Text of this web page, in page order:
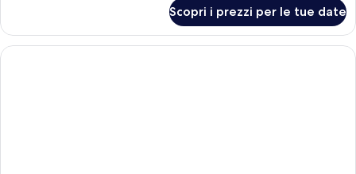
Scopri i prezzi per le tue date